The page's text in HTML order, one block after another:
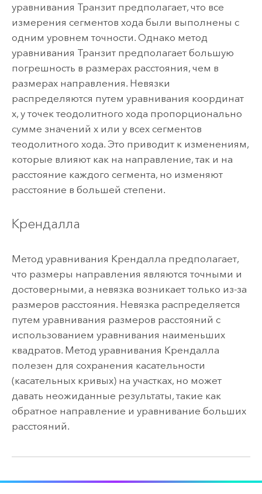
уравнивания Транзит предполагает, что все
измерения сегментов хода были выполнены с
одним уровнем точности. Однако метод
уравнивания Транзит предполагает большую
погрешность в размерах расстояния, чем в
размерах направления. Невязки
распределяются путем уравнивания координат
x, y точек теодолитного хода пропорционально
сумме значений x или y всех сегментов
теодолитного хода. Это приводит к изменениям,
которые влияют как на направление, так и на
расстояние каждого сегмента, но изменяют
расстояние в большей степени.
Крендалла
Метод уравнивания Крендалла предполагает,
что размеры направления являются точными и
достоверными, а невязка возникает только из-за
размеров расстояния. Невязка распределяется
путем уравнивания размеров расстояний с
использованием уравнивания наименьших
квадратов. Метод уравнивания Крендалла
полезен для сохранения касательности
(касательных кривых) на участках, но может
давать неожиданные результаты, такие как
обратное направление и уравнивание больших
расстояний.